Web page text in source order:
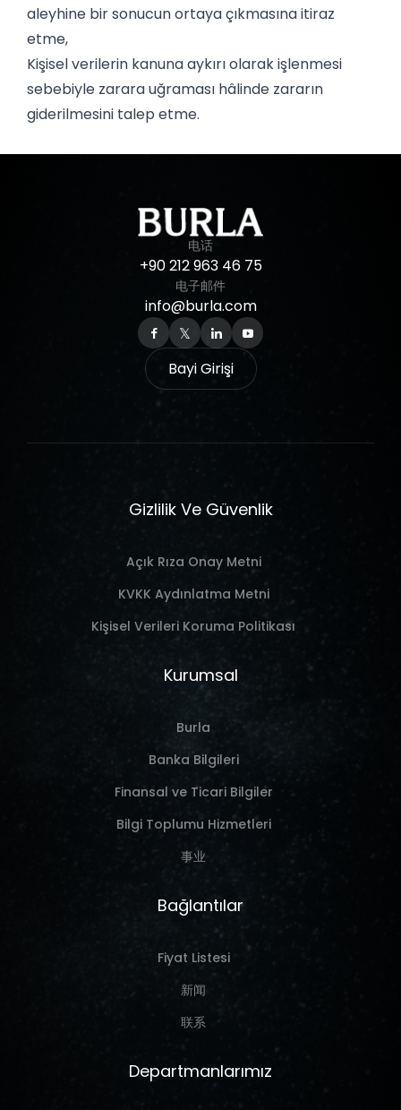
aleyhine bir sonucun ortaya çıkmasına itiraz
etme,
Kişisel verilerin kanuna aykırı olarak işlenmesi
sebebiyle zarara uğraması hâlinde zararın
giderilmesini talep etme.
电话
+90212963 46 75
电子邮件
info@burla.com
Bayi Girişi
Gizlilik Ve Güvenlik
Açık Rıza Onay Metni
KVKK Aydınlatma Metni
Kişisel Verileri Koruma Politikası
Kurumsal
Burla
Banka Bilgileri
Finansal ve Ticari Bilgiler
Bilgi Toplumu Hizmetleri
事业
Bağlantılar
Fiyat Listesi
新闻
联系
Departmanlarımız